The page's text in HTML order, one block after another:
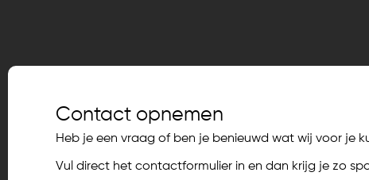
Contact opnemen
Heb je een vraag of ben je benieuwd wat wij voor je
Vul direct het contactformulier in en dan krijg je zo